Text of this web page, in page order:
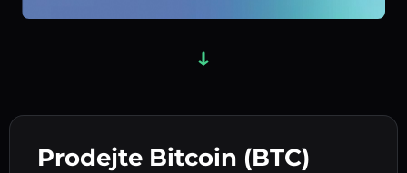
Prodejte Bitcoin (BTC)